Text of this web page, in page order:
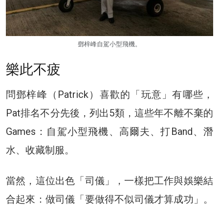
鄧梓峰自駕小型飛機。
樂此不疲
問鄧梓峰（Patrick）喜歡的「玩意」有哪些，
Pat排名不分先後，列出5類，這些年不離不棄的
Games：自駕小型飛機、高爾夫、打Band、潛
水、收藏制服。
當然，這位出色「司儀」，一樣把工作與娛樂結
合起來：做司儀「要做得不似司儀才算成功」。